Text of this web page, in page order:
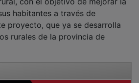
habitantes a través de
proyecto, que ya se desarrolla
rurales de la provincia de